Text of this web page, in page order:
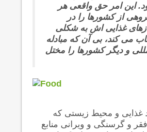
این امر حق واقعی هر
از کشورها را در
غذایی اش به شکلی
می کند، بی آن که مبادله
و دیگر کشورها را مختل
غذایی و محیط زیستی که
و گرسنگی و ویرانی منابع